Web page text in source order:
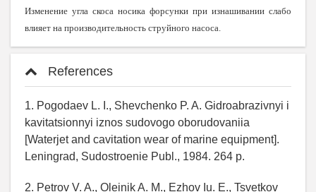
Изменение угла скоса носика форсунки при изнашивании слабо
влияет на производительность струйного насоса.
References
1. Pogodaev L. I., Shevchenko P. A. Gidroabrazivnyi i
kavitatsionnyi iznos sudovogo oborudovaniia
[Waterjet and cavitation wear of marine equipment].
Leningrad, Sudostroenie Publ., 1984. 264 p.
2. Petrov V. A., Oleinik A. M., Ezhov Iu. E., Tsvetkov